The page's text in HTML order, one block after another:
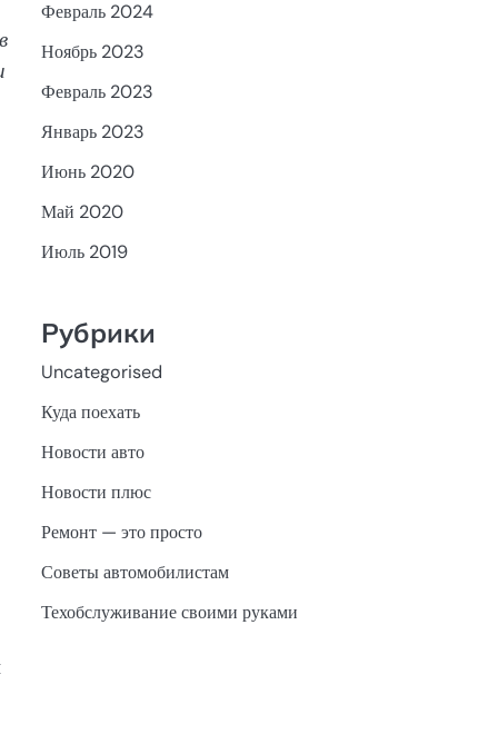
Февраль 2024
Ноябрь 2023
Февраль 2023
Январь 2023
Июнь 2020
Май 2020
Июль 2019
Рубрики
Uncategorised
Куда поехать
Новости авто
Новости плюс
Ремонт — это просто
Советы автомобилистам
Техобслуживание своими руками